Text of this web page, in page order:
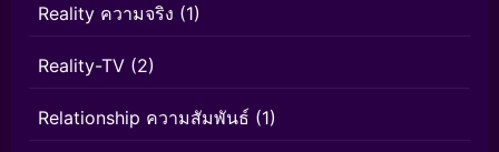
Reality ความจริง (1)
Reality-TV (2)
Relationship ความสัมพันธ์ (1)